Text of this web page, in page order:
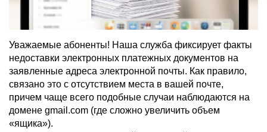
Уважаемые абоненты! Наша служба фиксирует факты
недоставки электронных платежных документов на
заявленные адреса электронной почты. Как правило,
связано это с отсутствием места в вашей почте,
причем чаще всего подобные случаи наблюдаются на
домене gmail.com (где сложно увеличить объем
«ящика»).